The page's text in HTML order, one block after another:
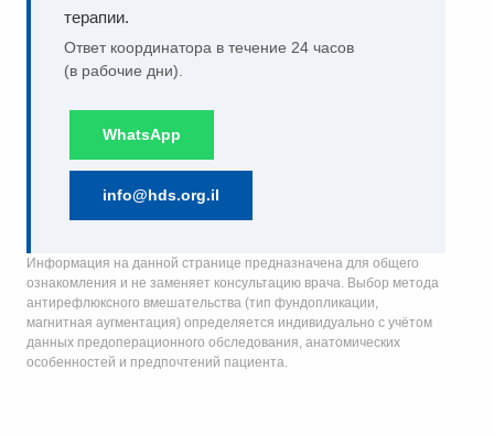
терапии.
Ответ координатора в течение 24 часов
(в рабочие дни).
WhatsApp
info@hds.org.il
Информация на данной странице предназначена для общего
ознакомления и не заменяет консультацию врача. Выбор метода
антирефлюксного вмешательства (тип фундопликации,
магнитная аугментация) определяется индивидуально с учётом
данных предоперационного обследования, анатомических
особенностей и предпочтений пациента.